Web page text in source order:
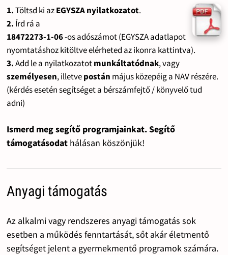
1.Töltsd ki azEGYSZA nyilatkozatot.
2. Írd rá a
18472273-1-06-os adószámot (EGYSZA adatlapot
nyomtatáshoz kitöltve elérheted az ikonra kattintva).
3.Add le a nyilatkozatotmunkáltatódnak, vagy
személyesen, illetvepostán május közepéig a NAV részére.
(kérdés esetén segítséget a bérszámfejtő / könyvelő tud
adni)
Ismerd meg segítő programjainkat. Segítő
támogatásodat hálásan köszönjük!
Anyagi támogatás
Az alkalmi vagy rendszeres anyagi támogatás sok
esetben a működés fenntartását, sőt akár életmentő
segítséget jelent a gyermekmentő programok számára.